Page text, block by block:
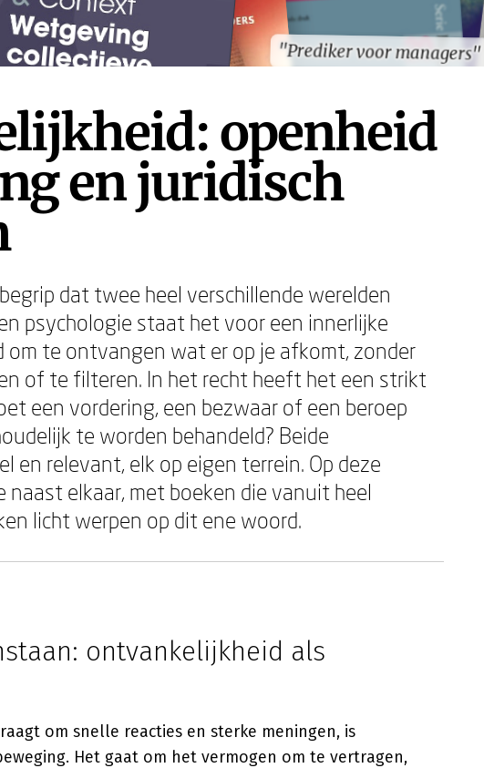
"Prediker voor managers"
"Prediker voor managers"
openheid
en juridisch
dat twee heel verschillende werelden
psychologie staat het voor een innerlijke
om te ontvangen wat er op je afkomt, zonder
of te filteren. In het recht heeft het een strikt
een vordering, een bezwaar of een beroep
te worden behandeld? Beide
en relevant, elk op eigen terrein. Op deze
naast elkaar, met boeken die vanuit heel
licht werpen op dit ene woord.
ontvankelijkheid als
om snelle reacties en sterke meningen, is
Het gaat om het vermogen om te vertragen,